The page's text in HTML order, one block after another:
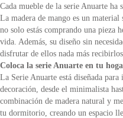
Cada mueble de la serie Anuarte
La madera de mango es un
no solo estás comprando una pieza
vida. Además, su diseño sin
disfrutar de ellos nada más
Coloca la serie Anuarte en tu
La Serie Anuarte está diseñada
decoración, desde el minimalista
combinación de madera natural y
tu dormitorio, creando un espacio